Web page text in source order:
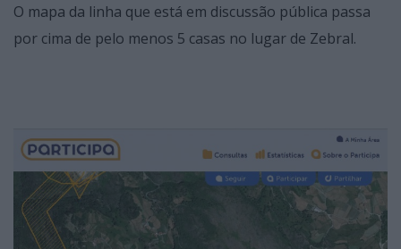
O mapa da linha que está em discussão pública passa
por cima de pelo menos 5 casas no lugar de Zebral.